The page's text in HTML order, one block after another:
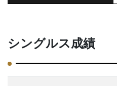
シングルス成績